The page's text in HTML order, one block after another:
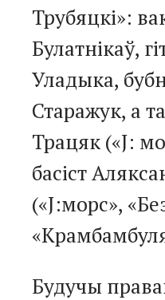
Трубяцкі»:
Булатнікаў,
Уладыка,
Старажук, а
Трацяк («J:
басіст
(«J:морс»,
Будучы